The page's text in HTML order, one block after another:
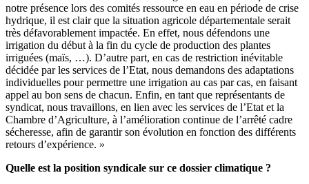
notre présence lors des comités ressource en eau en période de crise
hydrique, il est clair que la situation agricole départementale serait
très défavorablement impactée. En effet, nous défendons une
irrigation du début à la fin du cycle de production des plantes
irriguées (maïs, …). D’autre part, en cas de restriction inévitable
décidée par les services de l’Etat, nous demandons des adaptations
individuelles pour permettre une irrigation au cas par cas, en faisant
appel au bon sens de chacun. Enfin, en tant que représentants de
syndicat, nous travaillons, en lien avec les services de l’Etat et la
Chambre d’Agriculture, à l’amélioration continue de l’arrêté cadre
sécheresse, afin de garantir son évolution en fonction des différents
retours d’expérience. »
Quelle est la position syndicale sur ce dossier climatique ?